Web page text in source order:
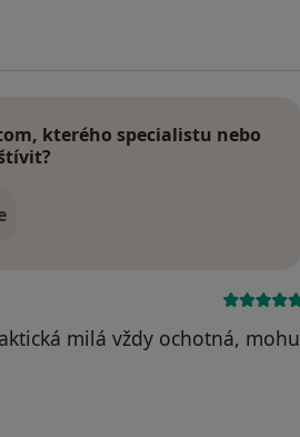
kterého specialistu nebo
milá vždy ochotná, mohu